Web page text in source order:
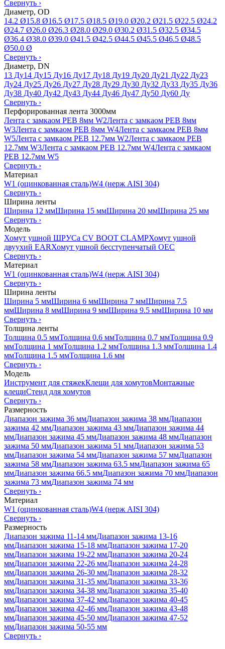
Свернуть ›
Диаметр, OD
14.2 Ø15.8 Ø16.5 Ø17.5 Ø18.5 Ø19.0 Ø20.2 Ø21.5 Ø22.5 Ø24.2
Ø24.7 Ø26.0 Ø26.3 Ø28.0 Ø29.0 Ø30.2 Ø31.5 Ø32.5 Ø34.5
Ø36.4 Ø38.0 Ø39.0 Ø41.5 Ø42.5 Ø44.5 Ø45.5 Ø46.5 Ø48.5
Ø50.0 Ø
Свернуть ›
Диаметр, DN
13 Ду14 Ду15 Ду16 Ду17 Ду18 Ду19 Ду20 Ду21 Ду22 Ду23
Ду24 Ду25 Ду26 Ду27 Ду28 Ду29 Ду30 Ду32 Ду33 Ду35 Ду36
Ду38 Ду40 Ду42 Ду43 Ду44 Ду46 Ду47 Ду50 Ду60 Ду
Свернуть ›
Перфорированная лента 3000мм
Лента с замкаом PEB 8мм W2Лента с замкаом PEB 8мм
W3Лента с замкаом PEB 8мм W4Лента с замкаом PEB 8мм
W5Лента с замкаом PEB 12.7мм W2Лента с замкаом PEB
12.7мм W3Лента с замкаом PEB 12.7мм W4Лента с замкаом
PEB 12.7мм W5
Свернуть ›
Материал
W1 (оцинкованная сталь)W4 (нерж AISI 304)
Свернуть ›
Ширина ленты
Ширина 12 ммШирина 15 ммШирина 20 ммШирина 25 мм
Свернуть ›
Модель
Хомут ушной ШРУСа CV BOOT CLAMPХомут ушной
двуухий EARХомут ушной бесступенчатый OEC
Свернуть ›
Материал
W1 (оцинкованная сталь)W4 (нерж AISI 304)
Свернуть ›
Ширина ленты
Ширина 5 ммШирина 6 ммШирина 7 ммШирина 7.5
ммШирина 8 ммШирина 9 ммШирина 9.5 ммШирина 10 мм
Свернуть ›
Толщина ленты
Толщина 0.5 ммТолщина 0.6 ммТолщина 0.7 ммТолщина 0.9
ммТолщина 1 ммТолщина 1.2 ммТолщина 1.3 ммТолщина 1.4
ммТолщина 1.5 ммТолщина 1.6 мм
Свернуть ›
Модель
Инструмент для стяжекКлещи для хомутовМонтажные
клещиСтенд для хомутов
Свернуть ›
Размерность
Диапазон зажима 36 ммДиапазон зажима 38 ммДиапазон
зажима 42 ммДиапазон зажима 43 ммДиапазон зажима 44
ммДиапазон зажима 45 ммДиапазон зажима 48 ммДиапазон
зажима 50 ммДиапазон зажима 51 ммДиапазон зажима 53
ммДиапазон зажима 54 ммДиапазон зажима 57 ммДиапазон
зажима 58 ммДиапазон зажима 63.5 ммДиапазон зажима 65
ммДиапазон зажима 66.5 ммДиапазон зажима 70 ммДиапазон
зажима 73 ммДиапазон зажима 74 мм
Свернуть ›
Материал
W1 (оцинкованная сталь)W4 (нерж AISI 304)
Свернуть ›
Размерность
Диапазон зажима 11-14 ммДиапазон зажима 13-16
ммДиапазон зажима 15-18 ммДиапазон зажима 17-20
ммДиапазон зажима 19-22 ммДиапазон зажима 20-24
ммДиапазон зажима 22-26 ммДиапазон зажима 24-28
ммДиапазон зажима 26-30 ммДиапазон зажима 28-32
ммДиапазон зажима 31-35 ммДиапазон зажима 33-36
ммДиапазон зажима 34-38 ммДиапазон зажима 35-40
ммДиапазон зажима 37-42 ммДиапазон зажима 40-45
ммДиапазон зажима 42-46 ммДиапазон зажима 43-48
ммДиапазон зажима 45-50 ммДиапазон зажима 47-52
ммДиапазон зажима 50-55 мм
Свернуть ›